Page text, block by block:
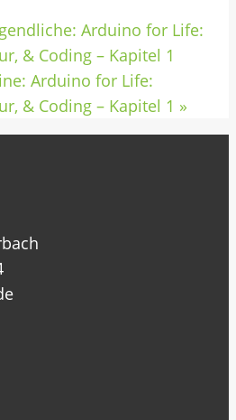
Arduino for Life:
& Coding – Kapitel 1
Arduino for Life:
& Coding – Kapitel 1 »